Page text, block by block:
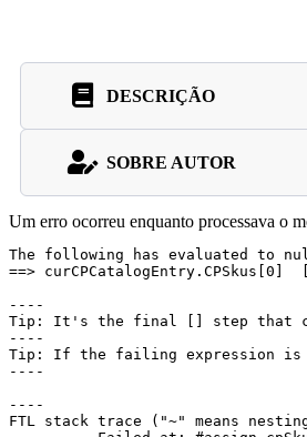
DESCRIÇÃO
SOBRE AUTOR
Um erro ocorreu enquanto processava o
The following has evaluated to
==>
----
Tip: It's the final [] step that
----
Tip: If the failing expression is
----
----
FTL stack trace ("~" means